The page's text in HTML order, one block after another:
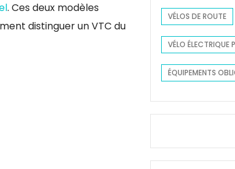
. Ces deux modèles
distinguer un VTC du
VÉLOS DE ROUTE
VÉLO ÉLECTRIQUE
ÉQUIPEMENTS